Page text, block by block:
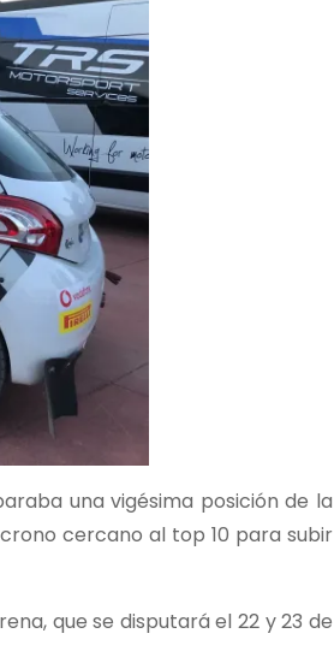
una vigésima posición de la
cercano al top 10 para subir
que se disputará el 22 y 23 de